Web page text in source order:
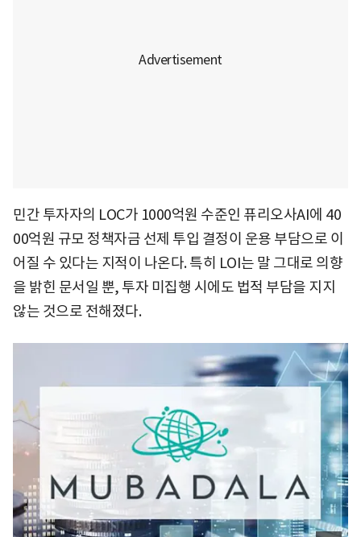
민간 투자자의 LOC가 1000억원 수준인 퓨리오사AI에 40
00억원 규모 정책자금 선제 투입 결정이 운용 부담으로 이
어질 수 있다는 지적이 나온다. 특히 LOI는 말 그대로 의향
을 밝힌 문서일 뿐, 투자 미집행 시에도 법적 부담을 지지
않는 것으로 전해졌다.